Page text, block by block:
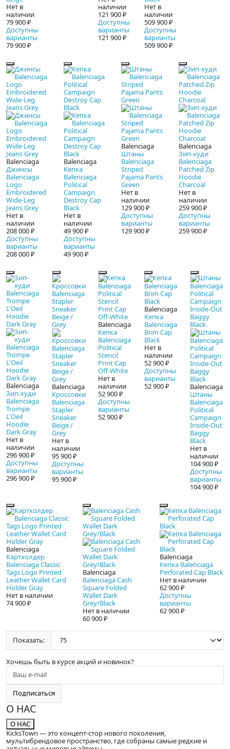
Нет в
наличии
79 900 ₽
Доступны
варианты
79 900 ₽
наличии
121 900 ₽
Доступны
варианты
121 900 ₽
Нет в
наличии
509 900 ₽
Доступны
варианты
509 900 ₽
Balenciaga
Джинсы
Balenciaga
Logo
Embroidered
Wide-Leg
Jeans Grey
Нет в
наличии
208 000 ₽
Доступны
варианты
208 000 ₽
Balenciaga
Кепка
Balenciaga
Political
Campaign
Destroy Cap
Black
Нет в
наличии
49 900 ₽
Доступны
варианты
49 900 ₽
Balenciaga
Штаны
Balenciaga
Striped
Pajama Pants
Green
Нет в
наличии
129 900 ₽
Доступны
варианты
129 900 ₽
Balenciaga
Зип-худи
Balenciaga
Patched Zip
Hoodie
Charcoal
Нет в
наличии
259 900 ₽
Доступны
варианты
259 900 ₽
Balenciaga
Зип-худи
Balenciaga
Trompe
L'Oeil
Hoodie
Dark Gray
Нет в
наличии
296 900 ₽
Доступны
варианты
296 900 ₽
Balenciaga
Кроссовки
Balenciaga
Stapler
Sneaker
Beige /
Grey
Нет в
наличии
95 900 ₽
Доступны
варианты
95 900 ₽
Balenciaga
Кепка
Balenciaga
Political
Stencil
Print Cap
Off-White
Нет в
наличии
52 900 ₽
Доступны
варианты
52 900 ₽
Balenciaga
Кепка
Balenciaga
Brim Cap
Black
Нет в
наличии
52 900 ₽
Доступны
варианты
52 900 ₽
Balenciaga
Штаны
Balenciaga
Political
Campaign
Inside-Out
Baggy
Black
Нет в
наличии
104 900 ₽
Доступны
варианты
104 900 ₽
Balenciaga
Картхолдер
Balenciaga Classic
Tags Logo Printed
Leather Wallet Card
Holder Gray
Нет в наличии
74 900 ₽
Balenciaga
Balenciaga Cash
Square Folded
Wallet Dark
Grey/Black
Нет в наличии
60 900 ₽
Balenciaga
Кепка Balenciaga
Perforated Cap Black
Нет в наличии
62 900 ₽
Доступны
варианты
62 900 ₽
Показать:
Хочешь быть в курсе акций и новинок?
Подписаться
О НАС
О НАС
KicksTown — это концепт-стор нового поколения,
мультибрендовое пространство, где собраны самые редкие и